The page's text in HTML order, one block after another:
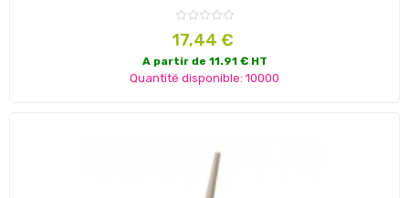
Prix
17,44 €
A partir de 11.91 € HT
Quantité disponible: 10000